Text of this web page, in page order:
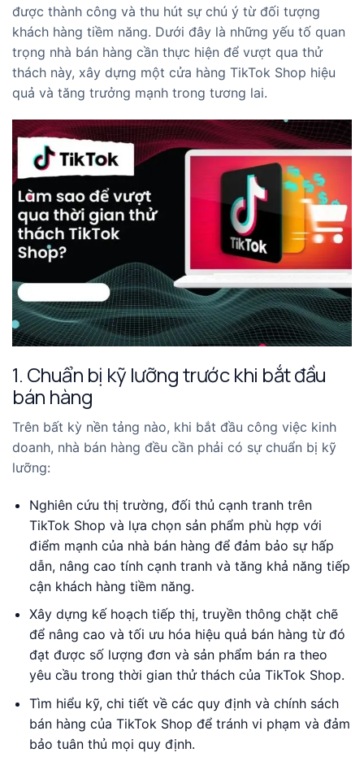
được thành công và thu hút sự chú ý từ đối tượng
khách hàng tiềm năng. Dưới đây là những yếu tố quan
trọng nhà bán hàng cần thực hiện để vượt qua thử
thách này, xây dựng một cửa hàng TikTok Shop hiệu
quả và tăng trưởng mạnh trong tương lai.
1. Chuẩn bị kỹ lưỡng trước khi bắt đầu
bán hàng
Trên bất kỳ nền tảng nào, khi bắt đầu công việc kinh
doanh, nhà bán hàng đều cần phải có sự chuẩn bị kỹ
lưỡng:
Nghiên cứu thị trường, đối thủ cạnh tranh trên
TikTok Shop và lựa chọn sản phẩm phù hợp với
điểm mạnh của nhà bán hàng để đảm bảo sự hấp
dẫn, nâng cao tính cạnh tranh và tăng khả năng tiếp
cận khách hàng tiềm năng.
Xây dựng kế hoạch tiếp thị, truyền thông chặt chẽ
để nâng cao và tối ưu hóa hiệu quả bán hàng từ đó
đạt được số lượng đơn và sản phẩm bán ra theo
yêu cầu trong thời gian thử thách của TikTok Shop.
Tìm hiểu kỹ, chi tiết về các quy định và chính sách
bán hàng của TikTok Shop để tránh vi phạm và đảm
bảo tuân thủ mọi quy định.